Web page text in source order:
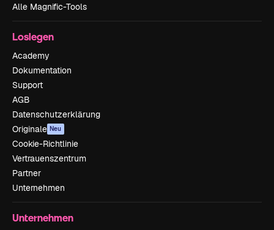
Alle Magnific-Tools
Loslegen
Academy
Dokumentation
Support
AGB
Datenschutzerklärung
Originale Neu
Cookie-Richtlinie
Vertrauenszentrum
Partner
Unternehmen
Unternehmen